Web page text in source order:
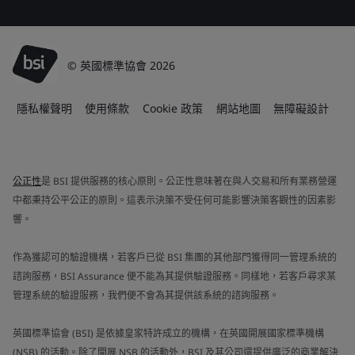
© 英國標準協會 2026
隱私權聲明 使用條款 Cookie 政策 網站地圖 無障礙設計
公正性是 BSI 提供服務的核心原則。公正性意味著在與人交易和所有業務營運
中都秉持公平公正的原則。這表示決策不受任何可能影響決策客觀性的因素影
響。
作為獲認可的驗證機構，若客戶已從 BSI 集團的其他部門獲得同一管理系統的
諮詢服務，BSI Assurance 便不能為其提供驗證服務。同樣地，若客戶尋求某
管理系統的驗證服務，我們便不會為其提供該系統的諮詢服務。
英國標準協會 (BSI) 是依據皇家特許成立的機構，在英國開展國家標準機構
(NSB) 的活動。除了開展 NSB 的活動外，BSI 及其公司還提供廣泛的商業解決